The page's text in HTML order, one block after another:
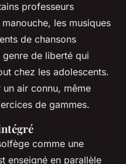
professeurs
les musiques
de chansons
genre de liberté qui
chez les adolescents.
un air connu, même
de gammes.
comme une
enseigné en parallèle